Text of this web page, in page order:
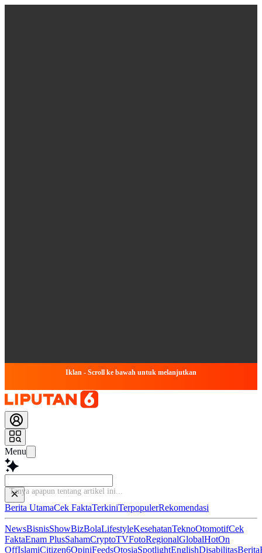
Iklan - Scroll ke bawah untuk melanjutkan
Menu
Tanya apapu
Berita UtamaCek FaktaTerkiniTerpopulerRekomendasi
NewsBisnisShowBizBolaLifestyleKesehatanTeknoOtomotifCek
FaktaEnam PlusSahamCryptoTVFotoRegionalGlobalHotOn
OffIslamiCitizen6OpiniFeedsOtosiaSpotlightEnglishDisabilitasBerita